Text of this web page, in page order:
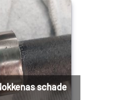
Nokkenas schade